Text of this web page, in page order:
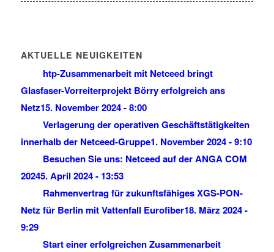
AKTUELLE NEUIGKEITEN
htp-Zusammenarbeit mit Netceed bringt
Glasfaser-Vorreiterprojekt Börry erfolgreich ans
Netz15. November 2024 - 8:00
Verlagerung der operativen Geschäftstätigkeiten
innerhalb der Netceed-Gruppe1. November 2024 - 9:10
Besuchen Sie uns: Netceed auf der ANGA COM
20245. April 2024 - 13:53
Rahmenvertrag für zukunftsfähiges XGS-PON-
Netz für Berlin mit Vattenfall Eurofiber18. März 2024 -
9:29
Start einer erfolgreichen Zusammenarbeit